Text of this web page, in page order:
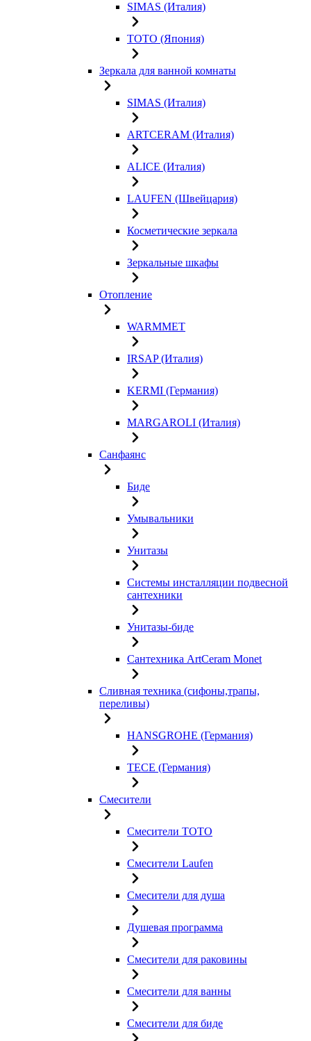
SIMAS (Италия)
TOTO (Япония)
Зеркала для ванной комнаты
SIMAS (Италия)
ARTCERAM (Италия)
ALICE (Италия)
LAUFEN (Швейцария)
Косметические зеркала
Зеркальные шкафы
Отопление
WARMMET
IRSAP (Италия)
KERMI (Германия)
MARGAROLI (Италия)
Санфаянс
Биде
Умывальники
Унитазы
Системы инсталляции подвесной
сантехники
Унитазы-биде
Сантехника ArtCeram Monet
Сливная техника (сифоны,трапы,
переливы)
HANSGROHE (Германия)
TECE (Германия)
Смесители
Смесители TOTO
Смесители Laufen
Смесители для душа
Душевая программа
Смесители для раковины
Смесители для ванны
Смесители для биде